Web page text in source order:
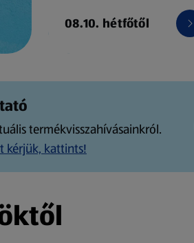
08.10. hétfőtől
termékvisszahívásainkról.
kérjük, kattints!